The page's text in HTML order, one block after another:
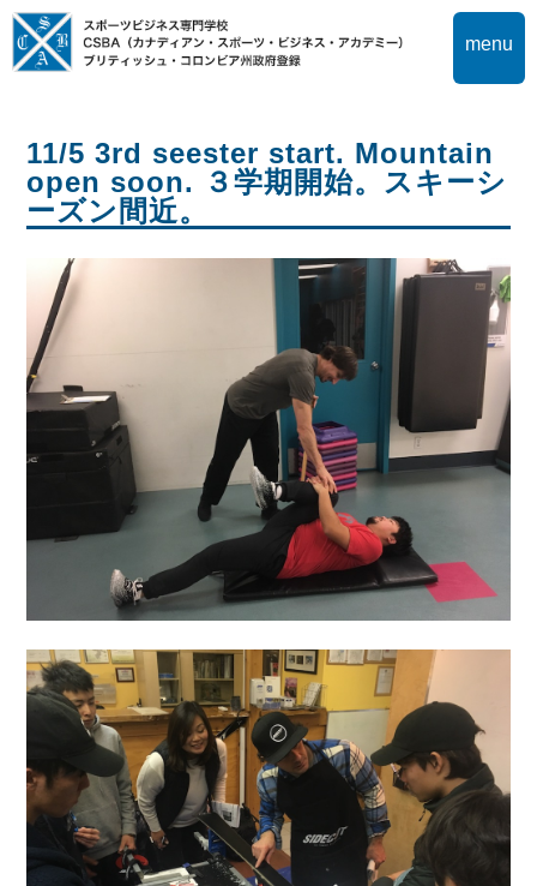
menu
11/5 3rd seester start. Mountain
open soon. ３学期開始。スキーシ
ーズン間近。